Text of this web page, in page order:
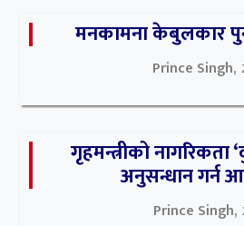
मनकामना केबुलकार
Prince Singh,
गृहमन्त्रीको नागरिकता
अनुसन्धान गर्न
Prince Singh,